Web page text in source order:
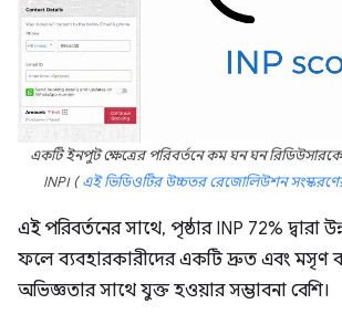
একটি ইনপুট ক্ষেত্রের পরিবর্তনে কম ঘন ঘন
INP। (এই ভিডিওটির উচ্চতর রেজোলিউশন
এই পরিবর্তনের সাথে, পৃষ্ঠার INP 72% দ্বারা
ফলে ব্যবহারকারীদের একটি দ্রুত এবং মসৃণ
অভিজ্ঞতার সাথে যুক্ত হওয়ার সম্ভাবনা বেশি।